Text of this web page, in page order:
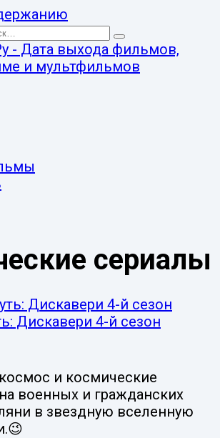
сериалы
Дискавери 4-й сезон
и космические
военных и гражданских
в звездную вселенную